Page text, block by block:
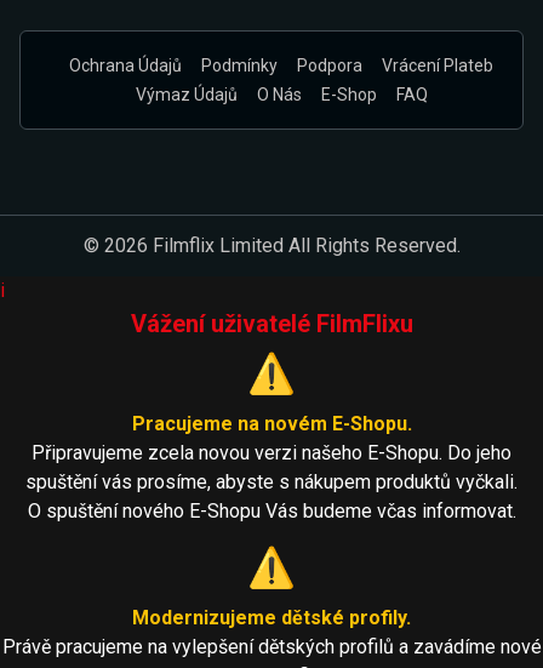
Ochrana Údajů Podmínky Podpora
Vrácení Plateb
Výmaz Údajů
O Nás E-Shop FAQ
© 2026 Filmflix Limited All Rights Reserved.
i
Vážení uživatelé FilmFlixu
⚠️
Pracujeme na novém E-Shopu.
Připravujeme zcela novou verzi našeho E-Shopu. Do jeho
spuštění vás prosíme, abyste s nákupem produktů vyčkali.
O spuštění nového E-Shopu Vás budeme včas informovat.
⚠️
Modernizujeme dětské profily.
Právě pracujeme na vylepšení dětských profilů a zavádíme nové